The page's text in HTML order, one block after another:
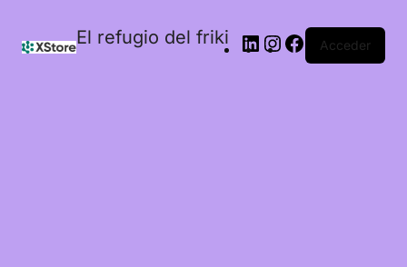
El refugio del friki Acceder